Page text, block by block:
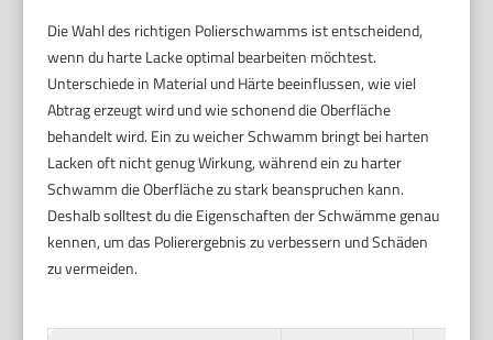
Die Wahl des richtigen Polierschwamms ist entscheidend,
wenn du harte Lacke optimal bearbeiten möchtest.
Unterschiede in Material und Härte beeinflussen, wie viel
Abtrag erzeugt wird und wie schonend die Oberfläche
behandelt wird. Ein zu weicher Schwamm bringt bei harten
Lacken oft nicht genug Wirkung, während ein zu harter
Schwamm die Oberfläche zu stark beanspruchen kann.
Deshalb solltest du die Eigenschaften der Schwämme genau
kennen, um das Polierergebnis zu verbessern und Schäden
zu vermeiden.